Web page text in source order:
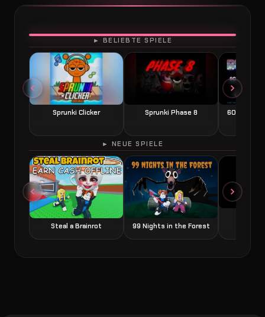
Sprunki Mod
► BELIEBTE SPIELE
Sprunki Clicker Sprunki Phase 8 60
SPIELEN
► NEUE SPIELE
Steal a Brainrot 99 Nights in the Forest